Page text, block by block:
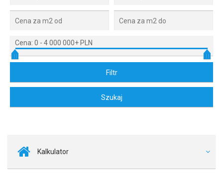
Cena: 0 - 4 000 000+ PLN
Kalkulator